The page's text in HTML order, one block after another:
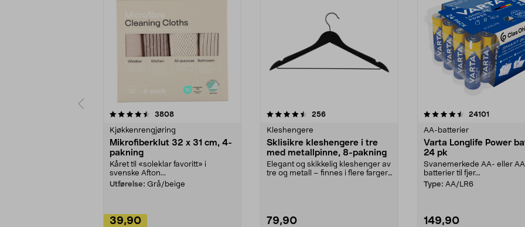
3808anmeldelser
Kjøkkenrengjøring
Mikrofiberklut 32 x 31 cm, 4-
pakning
Kåret til «soleklar favoritt» i
svenske Afton...
Utførelse: Grå/beige
39,90
4.5av 5 stjerner 256anmeldelser
Kleshengere
Sklisikre kleshengere i tre
med metallpinne, 8-pakning
Elegant og skikkelig kleshenger av
tre og metall – finnes i flere farger.
79,90
4.5av 5 stjerner 24101
AA-batterier
Varta Longlife Power
24 pk
Svanemerkede AA- eller
batterier til fjer...
Type: AA/LR6
149,90
4.5av 5 stjerner